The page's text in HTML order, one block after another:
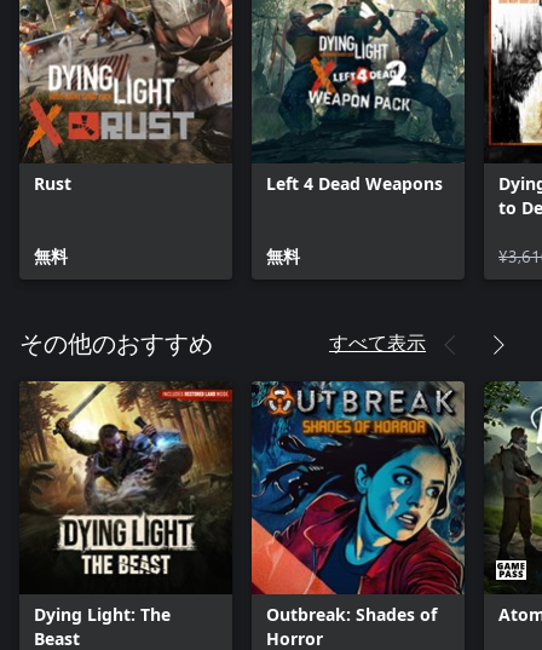
Rust
無料
Left 4 Dead Weapons
無料
to
その他のおすすめ すべて表示
Dying Light: The
Beast
Outbreak: Shades of
Horror